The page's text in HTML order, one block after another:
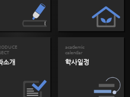
소개
academic
calendar
학사일정